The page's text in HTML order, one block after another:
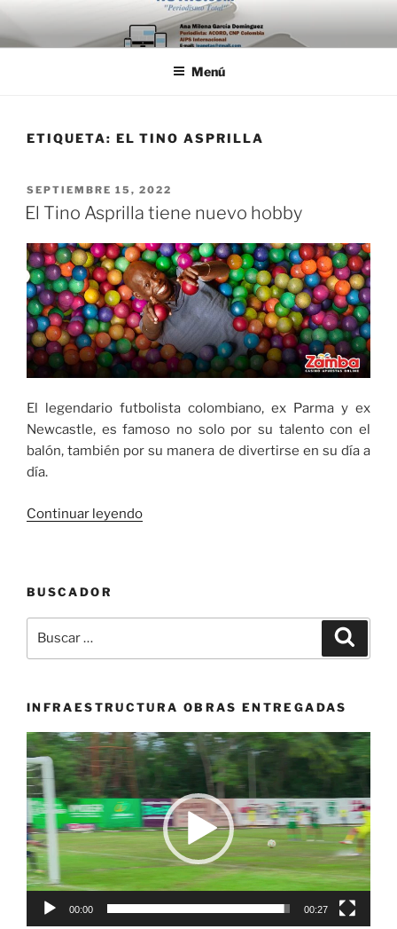
Saltar
al
contenido
Menú
ETIQUETA: EL TINO ASPRILLA
PUBLICADO
EL
SEPTIEMBRE 15, 2022
El Tino Asprilla tiene nuevo hobby
El legendario futbolista colombiano, ex Parma y ex
Newcastle, es famoso no solo por su talento con el
balón, también por su manera de divertirse en su día a
día.
Continuar leyendo«El
hobby»
BUSCADOR
por:
INFRAESTRUCTURA OBRAS ENTREGADAS
Reproductor
de
vídeo
00:00 00:27